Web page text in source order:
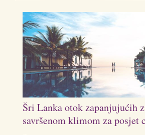
Šri Lanka otok zapanjujućih
savršenom klimom za posjet